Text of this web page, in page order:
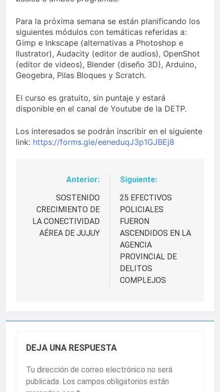
Para la próxima semana se están planificando los
siguientes módulos con temáticas referidas a:
Gimp e Inkscape (alternativas a Photoshop e
Ilustrator), Audacity (editor de audios), OpenShot
(editor de videos), Blender (diseño 3D), Arduino,
Geogebra, Pilas Bloques y Scratch.
El curso es gratuito, sin puntaje y estará
disponible en el canal de Youtube de la DETP.
Los interesados se podrán inscribir en el siguiente
link: https://forms.gle/eeneduqJ3p1GJBEj8
Navegación
entradas
Anterior:
SOSTENIDO
CRECIMIENTO DE
LA CONECTIVIDAD
AÉREA DE JUJUY
Siguiente:
25 EFECTIVOS
POLICIALES
FUERON
ASCENDIDOS EN LA
AGENCIA
PROVINCIAL DE
DELITOS
COMPLEJOS
DEJA UNA RESPUESTA
Tu dirección de correo electrónico no será
publicada. Los campos obligatorios están